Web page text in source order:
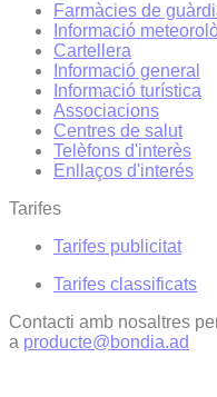
Farmàcies de
Informació
Cartellera
Informació general
Informació turística
Associacions
Centres de salut
Telèfons d'interès
Enllaços d'interés
Tarifes
Tarifes publicitat
Tarifes classificats
Contacti amb nosaltres
a producte@bondia.ad